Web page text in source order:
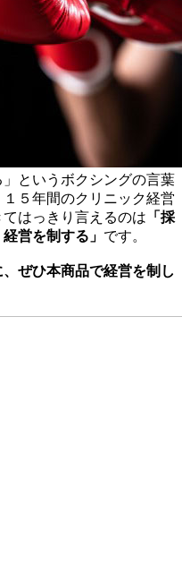
」というボクシングの言葉
５年間のクリニック経営
はっきり言えるのは 「採
営を制する」 です。
ぜひ本商品で経営を制し